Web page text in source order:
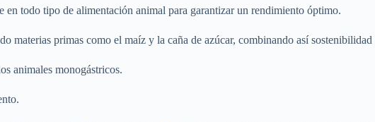
todo tipo de alimentación animal para garantizar un rendimiento óptimo.
materias primas como el maíz y la caña de azúcar, combinando así
animales monogástricos.